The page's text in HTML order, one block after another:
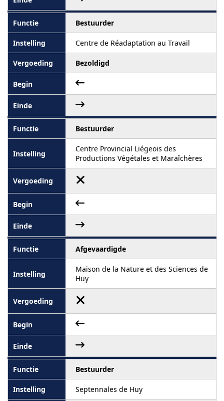
Bestuurder
Centre de Réadaptation au Travail
Bezoldigd
Bestuurder
Centre Provincial Liégeois des
Productions Végétales et Maraîchères
Afgevaardigde
Maison de la Nature et des Sciences de
Huy
Bestuurder
Septennales de Huy